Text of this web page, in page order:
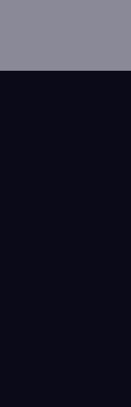
po
barier